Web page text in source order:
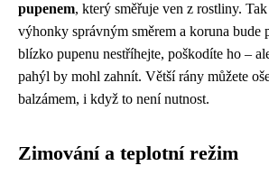
pupenem, který směřuje ven z rostliny.
výhonky správným směrem a koruna bude
blízko pupenu nestříhejte, poškodíte ho –
pahýl by mohl zahnít. Větší rány můžete
balzámem, i když to není nutnost.
Zimování a teplotní režim